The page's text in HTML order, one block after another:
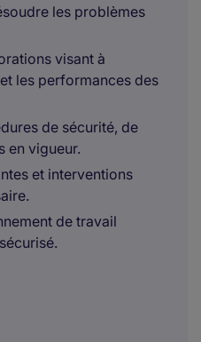
les problèmes
visant à
les performances des
de sécurité, de
en vigueur.
et interventions
de travail